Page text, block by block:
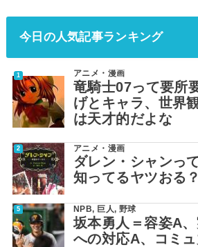
今日の人気記事ランキング
アニメ・漫画
竜騎士07って要所
げとキャラ、世界
は天才的だよな
アニメ・漫画
ダレン・シャンっ
知ってるヤツおる？
NPB, 巨人, 野球
坂本勇人＝容姿A
への対応A、コミ